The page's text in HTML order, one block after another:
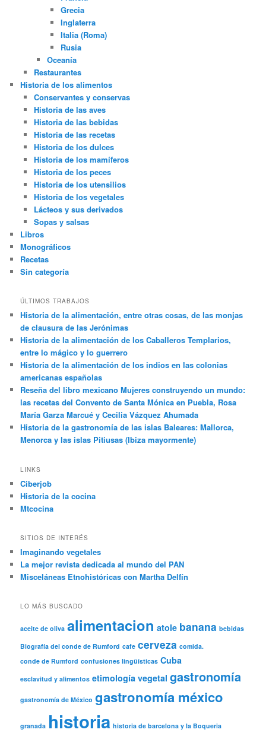
Grecia
Inglaterra
Italia (Roma)
Rusia
Oceanía
Restaurantes
Historia de los alimentos
Conservantes y conservas
Historia de las aves
Historia de las bebidas
Historia de las recetas
Historia de los dulces
Historia de los mamíferos
Historia de los peces
Historia de los utensilios
Historia de los vegetales
Lácteos y sus derivados
Sopas y salsas
Libros
Monográficos
Recetas
Sin categoría
ÚLTIMOS TRABAJOS
Historia de la alimentación, entre otras cosas, de las monjas
de clausura de las Jerónimas
Historia de la alimentación de los Caballeros Templarios,
entre lo mágico y lo guerrero
Historia de la alimentación de los indios en las colonias
americanas españolas
Reseña del libro mexicano Mujeres construyendo un mundo:
las recetas del Convento de Santa Mónica en Puebla, Rosa
María Garza Marcué y Cecilia Vázquez Ahumada
Historia de la gastronomía de las islas Baleares: Mallorca,
Menorca y las islas Pitiusas (Ibiza mayormente)
LINKS
Ciberjob
Historia de la cocina
Mtcocina
SITIOS DE INTERÉS
Imaginando vegetales
La mejor revista dedicada al mundo del PAN
Misceláneas Etnohistóricas con Martha Delfín
LO MÁS BUSCADO
aceite de oliva alimentacion atole banana bebidas
Biografía del conde de Rumford cafe cerveza comida.
conde de Rumford confusiones lingüísticas Cuba
esclavitud y alimentos etimología vegetal gastronomía
gastronomía de México gastronomía méxico
granada historia historia de barcelona y la Boqueria